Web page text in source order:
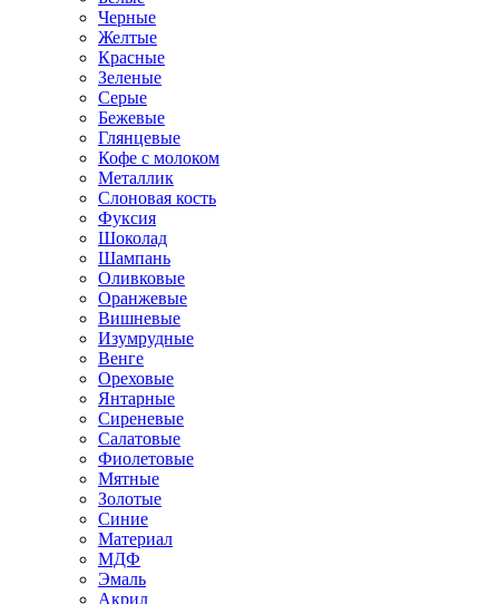
Черные
Желтые
Красные
Зеленые
Серые
Бежевые
Глянцевые
Кофе с молоком
Металлик
Слоновая кость
Фуксия
Шоколад
Шампань
Оливковые
Оранжевые
Вишневые
Изумрудные
Венге
Ореховые
Янтарные
Сиреневые
Салатовые
Фиолетовые
Мятные
Золотые
Синие
Материал
МДФ
Эмаль
Акрил